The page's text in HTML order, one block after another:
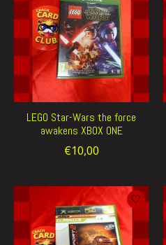
LEGO Star-Wars the force
awakens XBOX ONE
€10,00